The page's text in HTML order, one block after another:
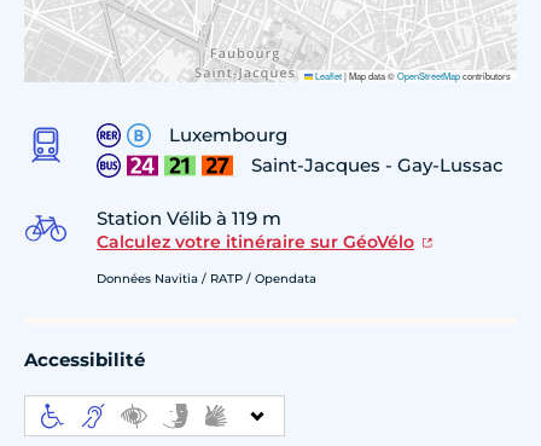
Leaflet|Map data ©OpenStreetMapcontributors
Luxembourg
Saint-Jacques - Gay-Lussac
Station Vélib à 119 m
Calculez votre itinéraire sur GéoVélo
Données Navitia / RATP / Opendata
Accessibilité